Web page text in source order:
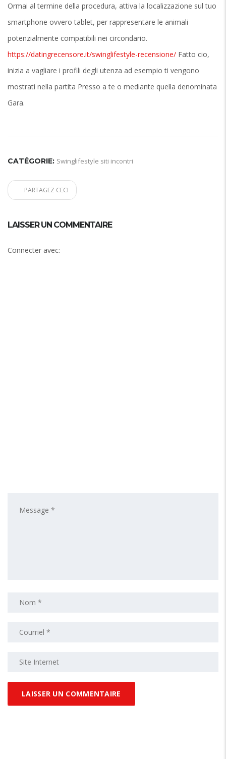
Ormai al termine della procedura, attiva la localizzazione sul tuo
smartphone ovvero tablet, per rappresentare le animali
potenzialmente compatibili nei circondario.
https://datingrecensore.it/swinglifestyle-recensione/ Fatto cio,
inizia a vagliare i profili degli utenza ad esempio ti vengono
mostrati nella partita Presso a te o mediante quella denominata
Gara.
CATÉGORIE: Swinglifestyle siti incontri
PARTAGEZ CECI
LAISSER UN COMMENTAIRE
Connecter avec: